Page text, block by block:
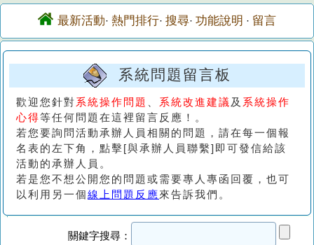
最新活動· 熱門排行· 搜尋· 功能說明 · 留言
系統問題留言板
歡迎您針對系統操作問題 系統改進建議 及 系統操作
心得等任何問題在這裡留言反應！。
若您要詢問活動承辦人員相關的問題，請在每一個報
名表的左下角，點擊[與承辦人員聯繫]即可發信給該
活動的承辦人員。
若是您不想公開您的問題或需要專人專函回覆，也可
以利用另一個線上問題反應來告訴我們。
關鍵字搜尋：